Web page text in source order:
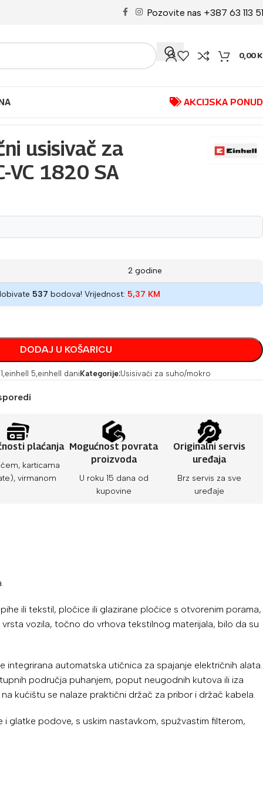
Pozovite nas +387 63 113
0,00
AKCIJSKA
usisivač za
VC 1820 SA
2 godine
537 bodova! Vrijednost: 5,37 KM
DODAJ U KOŠARICU
,einhell 5,einhell daniKategorije:Usisivači za suho/mokro
plaćanja
karticama
virmanom
Mogućnost povrata
proizvoda
U roku 15 dana od
kupovine
Originalni servis
uređaja
Brz servis za sve
uređaje
ili tekstil, pločice ili glazirane pločice s otvorenim porama,
vozila, točno do vrhova tekstilnog materijala, bilo da su
integrirana automatska utičnica za spajanje električnih alata.
područja puhanjem, poput neugodnih kutova ili iza
kućištu se nalaze praktični držač za pribor i držač kabela.
glatke podove, s uskim nastavkom, spužvastim filterom,